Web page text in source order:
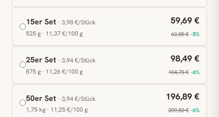
15er Set · 3,98 €/Stück
525 g · 11,37 €/100 g
59,69 €
62,85 € -5%
25er Set · 3,94 €/Stück
875 g · 11,26 €/100 g
98,49 €
104,75 € -6%
50er Set · 3,94 €/Stück
1,75 kg · 11,25 €/100 g
196,89 €
209,50 € -6%